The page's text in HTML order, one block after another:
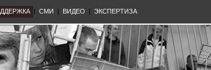
| СМИ | ВИДЕО | ЭКСПЕРТИЗА